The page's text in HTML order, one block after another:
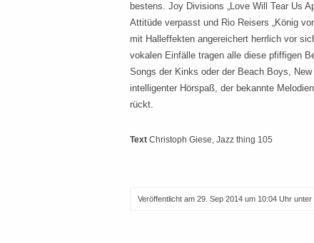
bestens. Joy Divisions „Love Will Tear Us
Attitüde verpasst und Rio Reisers „König
mit Halleffekten angereichert herrlich vor
vokalen Einfälle tragen alle diese pfiffigen
Songs der Kinks oder der Beach Boys,
intelligenter Hörspaß, der bekannte
rückt.
Text Christoph Giese, Jazz thing 105
Veröffentlicht am 29. Sep 2014 um 10:04 Uhr unter